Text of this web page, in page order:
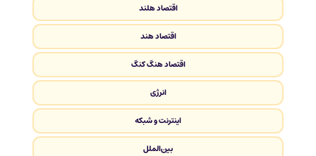
اقتصاد هلند
اقتصاد هند
اقتصاد هنگ کنگ
انرژی
اینترنت و شبکه
بین‌الملل